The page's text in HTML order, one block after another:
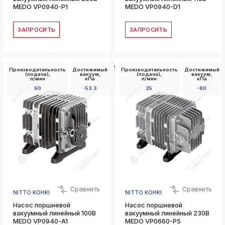
MEDO VP0940-P1
ЗАПРОСИТЬ
MEDO VP0940-D1
ЗАПРОСИТЬ
Производительность
(подача),
л/мин
60
Достижимый
вакуум,
кПа
-53.3
Установочные
размеры Д x
NITTO KOHKI Сравнить
Насос поршневой
вакуумный линейный 100В
MEDO VP0940-A1
Производительность
(подача),
л/мин
25
Достижимый
вакуум,
кПа
-80
NITTO KOHKI Сравнить
Насос поршневой
вакуумный линейный 230В
MEDO VP0660-P5